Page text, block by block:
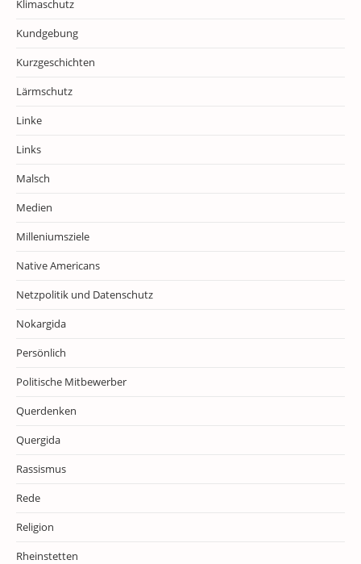
Klimaschutz
Kundgebung
Kurzgeschichten
Lärmschutz
Linke
Links
Malsch
Medien
Milleniumsziele
Native Americans
Netzpolitik und Datenschutz
Nokargida
Persönlich
Politische Mitbewerber
Querdenken
Quergida
Rassismus
Rede
Religion
Rheinstetten